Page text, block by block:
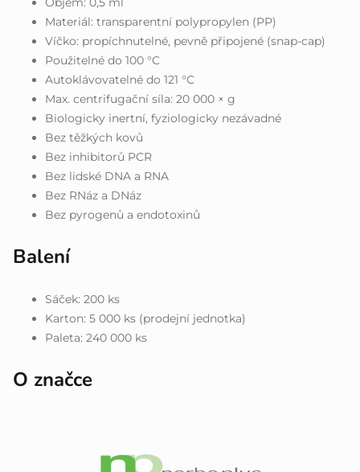
Materiál: transparentní polypropylen (PP)
Víčko: propíchnutelné, pevně připojené (snap-cap)
Použitelné do 100 °C
Autoklávovatelné do 121 °C
Max. centrifugační síla: 20 000 × g
Biologicky inertní, fyziologicky nezávadné
Bez těžkých kovů
Bez inhibitorů PCR
Bez lidské DNA a RNA
Bez RNáz a DNáz
Bez pyrogenů a endotoxinů
Balení
Sáček: 200 ks
Karton: 5 000 ks (prodejní jednotka)
Paleta: 240 000 ks
O značce